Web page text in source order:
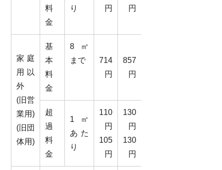
料
金
り
円
円
家庭
用以
外
(旧営
業用)
(旧団
体用)
基
本
料
金
8㎥
まで
714
円
857
円
超
過
料
金
1㎥
あた
り
110
円
105
円
130
円
130
円